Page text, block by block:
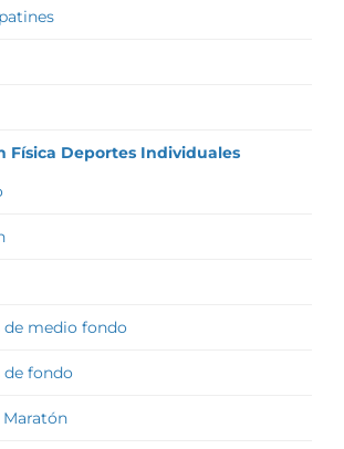
Física Deportes Individuales
de medio fondo
de fondo